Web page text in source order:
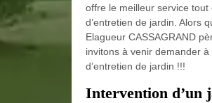
offre le meilleur service
d’entretien de jardin. Alors
Elagueur CASSAGRAND
invitons à venir demander
d’entretien de jardin !!!
Intervention d’un